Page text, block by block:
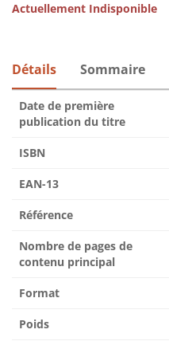
Actuellement Indisponible
Détails Sommaire
Date de première
publication du titre
ISBN
EAN-13
Référence
Nombre de pages de
contenu principal
Format
Poids